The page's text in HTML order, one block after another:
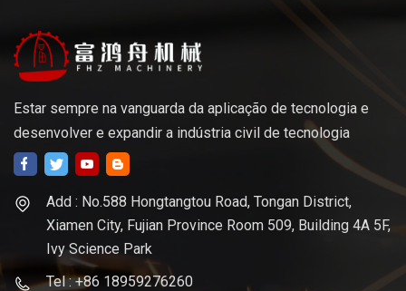
Estar sempre na vanguarda da aplicação de tecnologia e
desenvolver e expandir a indústria civil de tecnologia
Add : No.588 Hongtangtou Road, Tongan District,
Xiamen City, Fujian Province Room 509, Building 4A 5F,
Ivy Science Park
Tel : +86 18959276260